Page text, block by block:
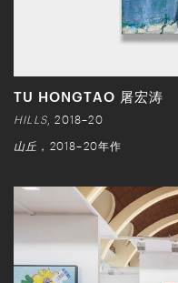
TU HONGTAO 屠宏涛
HILLS , 2018–20
山丘 ，2018–20年作